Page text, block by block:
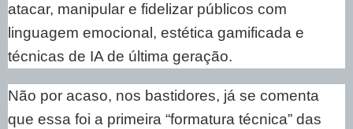
atacar, manipular e fidelizar públicos com
linguagem emocional, estética gamificada e
técnicas de IA de última geração.
Não por acaso, nos bastidores, já se comenta
que essa foi a primeira “formatura técnica” das